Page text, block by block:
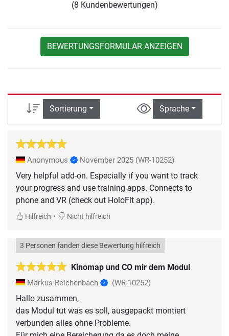
(8 Kundenbewertungen)
BEWERTUNGSFORMULAR ANZEIGEN
Sortierung Sprache
Anonymous November 2025 (WR-10252)
Very helpful add-on. Especially if you want to track
your progress and use training apps. Connects to
phone and VR (check out HoloFit app).
Hilfreich • Nicht hilfreich
Kinomap und CO mir dem Modul
3 Personen fanden diese Bewertung hilfreich
Markus Reichenbach (WR-10252)
Hallo zusammen,
das Modul tut was es soll, ausgepackt montiert
verbunden alles ohne Probleme.